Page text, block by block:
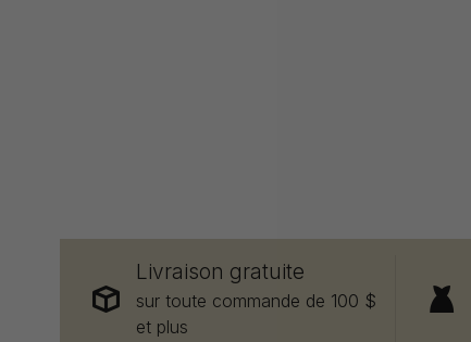
Livraison gratuite
sur toute commande de 100 $
et plus